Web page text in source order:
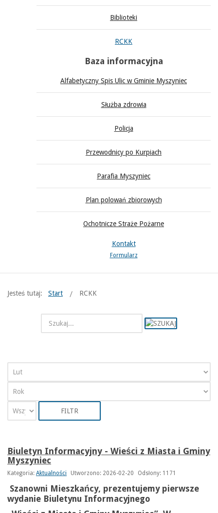
Biblioteki
RCKK
Baza informacyjna
Alfabetyczny Spis Ulic w Gminie Myszyniec
Służba zdrowia
Policja
Przewodnicy po Kurpiach
Parafia Myszyniec
Plan polowań zbiorowych
Ochotnicze Straże Pożarne
Kontakt
Formularz
Jesteś tutaj: Start RCKK
FILTR
Biuletyn Informacyjny - Wieści z Miasta i Gminy
Myszyniec
Kategoria: Aktualności Utworzono: 2026-02-20 Odsłony: 1171
Szanowni Mieszkańcy, prezentujemy pierwsze
wydanie Biuletynu Informacyjnego